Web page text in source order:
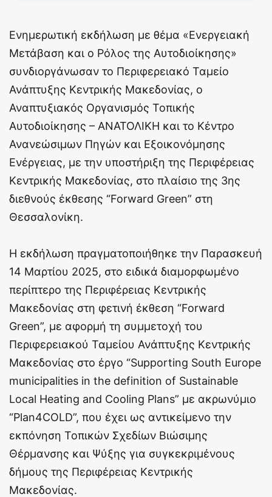
Ενημερωτική εκδήλωση με θέμα «Ενεργειακή
Μετάβαση και ο Ρόλος της Αυτοδιοίκησης»
συνδιοργάνωσαν το Περιφερειακό Ταμείο
Ανάπτυξης Κεντρικής Μακεδονίας, ο
Αναπτυξιακός Οργανισμός Τοπικής
Αυτοδιοίκησης – ΑΝΑΤΟΛΙΚΗ και το Κέντρο
Ανανεώσιμων Πηγών και Εξοικονόμησης
Ενέργειας, με την υποστήριξη της Περιφέρειας
Κεντρικής Μακεδονίας, στο πλαίσιο της 3ης
διεθνούς έκθεσης “Forward Green” στη
Θεσσαλονίκη.
Η εκδήλωση πραγματοποιήθηκε την Παρασκευή
14 Μαρτίου 2025, στο ειδικά διαμορφωμένο
περίπτερο της Περιφέρειας Κεντρικής
Μακεδονίας στη φετινή έκθεση “Forward
Green”, με αφορμή τη συμμετοχή του
Περιφερειακού Ταμείου Ανάπτυξης Κεντρικής
Μακεδονίας στο έργο “Supporting South Europe
municipalities in the definition of Sustainable
Local Heating and Cooling Plans” με ακρωνύμιο
“Plan4COLD”, που έχει ως αντικείμενο την
εκπόνηση Τοπικών Σχεδίων Βιώσιμης
Θέρμανσης και Ψύξης για συγκεκριμένους
δήμους της Περιφέρειας Κεντρικής
Μακεδονίας.